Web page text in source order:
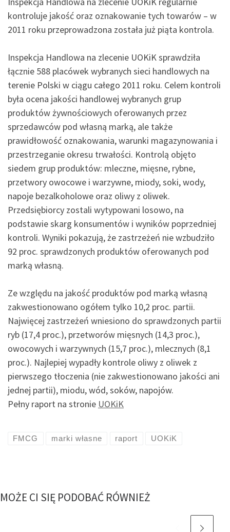
kontroluje jakość oraz oznakowanie tych towarów – w
2011 roku przeprowadzona została już piąta kontrola.
Inspekcja Handlowa na zlecenie UOKiK sprawdziła
łącznie 588 placówek wybranych sieci handlowych na
terenie Polski w ciągu całego 2011 roku. Celem kontroli
była ocena jakości handlowej wybranych grup
produktów żywnościowych oferowanych przez
sprzedawców pod własną marką, ale także
prawidłowość oznakowania, warunki magazynowania i
przestrzeganie okresu trwałości. Kontrolą objęto
siedem grup produktów: mleczne, mięsne, rybne,
przetwory owocowe i warzywne, miody, soki, wody,
napoje bezalkoholowe oraz oliwy z oliwek.
Przedsiębiorcy zostali wytypowani losowo, na
podstawie skarg konsumentów i wyników poprzedniej
kontroli. Wyniki pokazują, że zastrzeżeń nie wzbudziło
92 proc. sprawdzonych produktów oferowanych pod
marką własną.
Ze względu na jakość produktów pod marką własną
zakwestionowano ogółem tylko 10,2 proc. partii.
Najwięcej zastrzeżeń wniesiono do sprawdzonych partii
ryb (17,4 proc.), przetworów mięsnych (14,3 proc.),
owocowych i warzywnych (15,7 proc.), mlecznych (8,1
proc.). Najlepiej wypadły kontrole oliwy z oliwek z
pierwszego tłoczenia (nie zakwestionowano jakości ani
jednej partii), miodu, wód, soków, napojów.
Pełny raport na stronie UOKiK
FMCG marki własne raport UOKiK
MOŻE CI SIĘ PODOBAĆ RÓWNIEŻ